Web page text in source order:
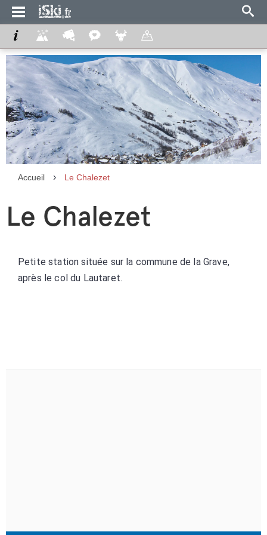
Accueil › Le Chalezet
Le Chalezet
Petite station située sur la commune de la Grave,
après le col du Lautaret.